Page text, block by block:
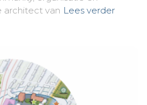
architect van Lees verder